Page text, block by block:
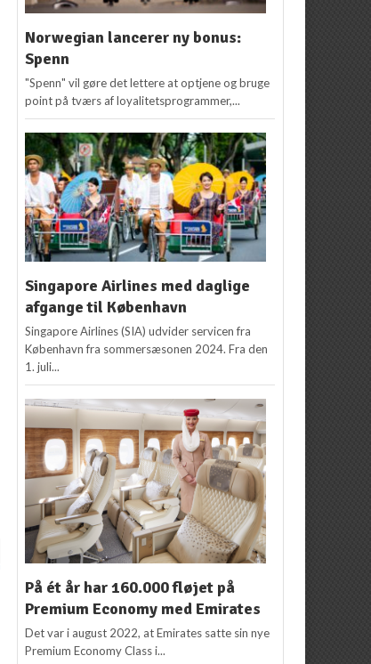
Norwegian lancerer ny bonus:
Spenn
"Spenn" vil gøre det lettere at optjene og bruge
point på tværs af loyalitetsprogrammer,...
Singapore Airlines med daglige
afgange til København
Singapore Airlines (SIA) udvider servicen fra
København fra sommersæsonen 2024. Fra den
1. juli...
På ét år har 160.000 fløjet på
Premium Economy med Emirates
Det var i august 2022, at Emirates satte sin nye
Premium Economy Class i...